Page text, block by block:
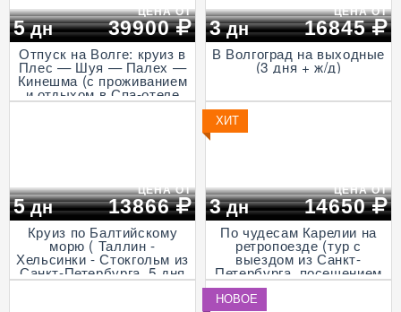
5дн
ЦЕНА ОТ
39900
Отпуск на Волге: круиз в
Плес — Шуя — Палех —
Кинешма (с проживанием
и отдыхом в Спа-отеле
Волга, проезд на
3дн
ЦЕНА ОТ
16845
В Волгоград на выходные
(3 дня + ж/д)
5дн
ЦЕНА ОТ
13866
Круиз по Балтийскому
морю ( Таллин -
Хельсинки - Стокгольм из
Санкт-Петербурга, 5 дня
+ ж/д)
ХИТ
3дн
ЦЕНА ОТ
14650
По чудесам Карелии на
ретропоезде (тур с
выездом из Санкт-
Петербурга, посещением
музея живой истории и
деревни викингов -
НОВОЕ